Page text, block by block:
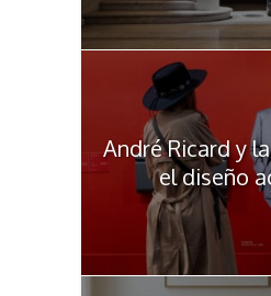
André Ricard y
el diseño